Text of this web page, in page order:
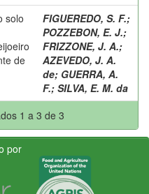
solo
de
FIGUEREDO, S. F.;
POZZEBON, E. J.;
FRIZZONE, J. A.;
AZEVEDO, J. A.
de; GUERRA, A.
F.; SILVA, E. M. da
1 a 3 de 3
por